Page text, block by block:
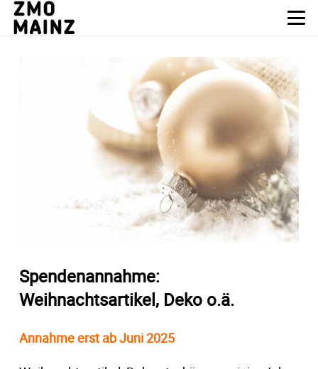
Spendenannahme:
Weihnachtsartikel, Deko o.ä.
Annahme erst ab Juni 2025